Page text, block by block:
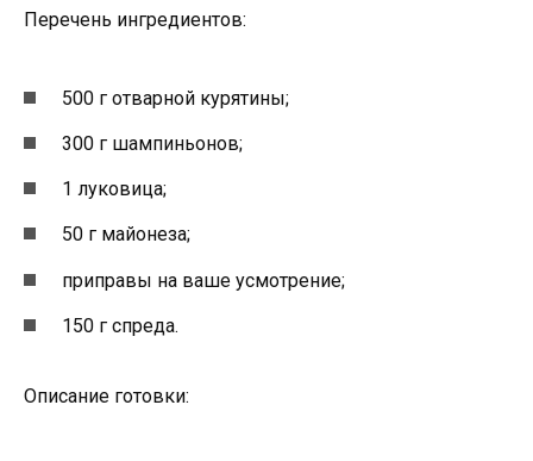
Перечень ингредиентов:
500 г отварной курятины;
300 г шампиньонов;
1 луковица;
50 г майонеза;
приправы на ваше усмотрение;
150 г спреда.
Описание готовки: